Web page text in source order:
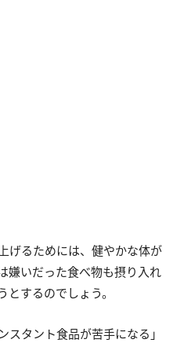
げるためには、健やかな体が
嫌いだった食べ物も摂り入れ
するのでしょう。
タント食品が苦手になる」